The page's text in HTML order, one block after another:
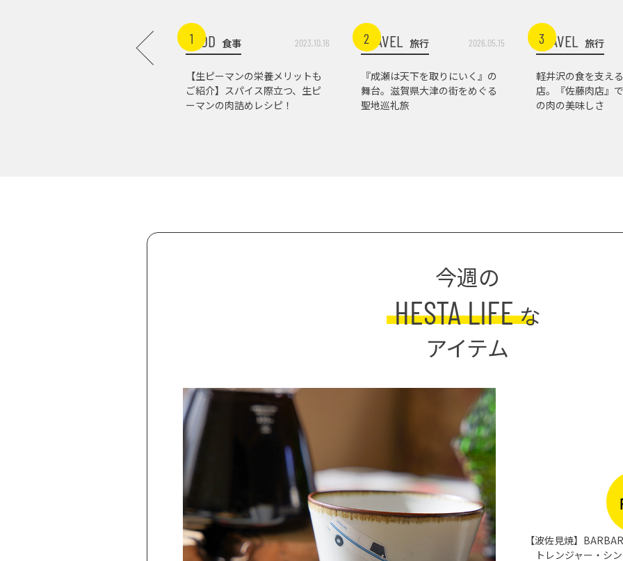
1FOOD 食事 2023.10.16
【生ピーマンの栄養メリットも
ご紹介】スパイス際立つ、生ピ
ーマンの肉詰めレシピ！
2
TRAVEL 旅行 2026.05.15
『成瀬は天下を取りにいく』の
舞台。滋賀県大津の街をめぐる
聖地巡礼旅
3
TRAVEL 旅行
軽井沢の食を支え
店。『佐藤肉店』
の肉の美味しさ
今週の
HESTA LIFEな
アイテム
【波佐見焼】BARBAR 蕎麦猪口大辞典 × Netflix ス
トレンジャー・シングス そばちょこ Escape ＆